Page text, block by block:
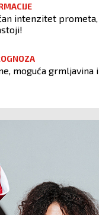
intenzitet prometa,
moguća grmljavina i